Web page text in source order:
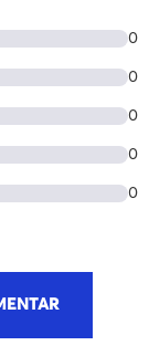
0
0
0
0
0